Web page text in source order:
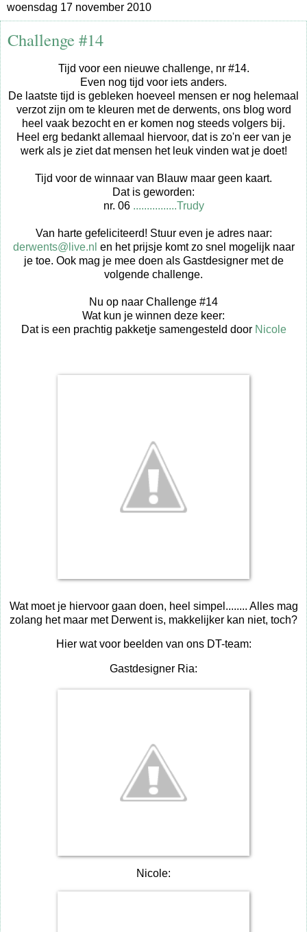
woensdag 17 november 2010
Challenge #14
Tijd voor een nieuwe challenge, nr #14.
Even nog tijd voor iets anders.
De laatste tijd is gebleken hoeveel mensen er nog helemaal
verzot zijn om te kleuren met de derwents, ons blog word
heel vaak bezocht en er komen nog steeds volgers bij.
Heel erg bedankt allemaal hiervoor, dat is zo'n eer van je
werk als je ziet dat mensen het leuk vinden wat je doet!
Tijd voor de winnaar van Blauw maar geen kaart.
Dat is geworden:
nr. 06 ................Trudy
Van harte gefeliciteerd! Stuur even je adres naar:
derwents@live.nl en het prijsje komt zo snel mogelijk naar
je toe. Ook mag je mee doen als Gastdesigner met de
volgende challenge.
Nu op naar Challenge #14
Wat kun je winnen deze keer:
Dat is een prachtig pakketje samengesteld door Nicole
Wat moet je hiervoor gaan doen, heel simpel........ Alles mag
zolang het maar met Derwent is, makkelijker kan niet, toch?
Hier wat voor beelden van ons DT-team:
Gastdesigner Ria:
Nicole: